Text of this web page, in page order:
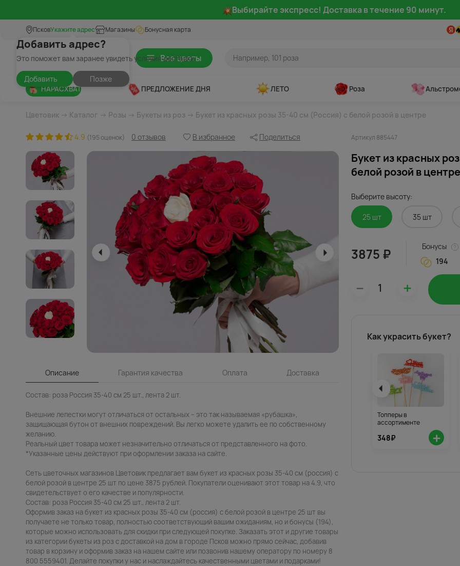
Выбирайте экспресс! Доставка в течение 90 минут.
ПсковУкажите адрес
Добавить адрес?
Это поможет вам заранее увидеть условия доставки
Добавить Позже
Магазины Бонусная карта
Все цветы
НАРАСХВАТ ПРЕДЛОЖЕНИЕ ДНЯ ЛЕТО Роза
Цветовик → Каталог → Розы → Букеты из роз → Букет из красных розы 35-40 см (Россия) с белой розой в центре
4.9 (195 оценок) 0 отзывов В избранное Поделиться Артикул 885447
Описание Гарантия качества Оплата Доставка
Состав: роза Россия 35-40 см 25 шт., лента 2 шт.
Внешние лепестки могут отличаться от остальных – это так называемая «рубашка»,
защищающая бутон от внешних повреждений. Вы легко можете удалить ее по собственному
желанию.
Реальный цвет товара может незначительно отличаться от представленного на фото.
*Указанные цены действуют при оформлении заказа на сайте.
Сеть цветочных магазинов Цветовик предлагает вам букет из красных розы 35-40 см (россия) с
белой розой в центре 25 шт по цене 3875 рублей. Покупатели оценивают этот товар на 4.9, что
свидетельствует о его качестве и популярности.
Состав: роза Россия 35-40 см 25 шт., лента 2 шт.
Оформив заказ на букет из красных розы 35-40 см (россия) с белой розой в центре 25 шт вы
получаете не только товар, полностью соответствующий вашим ожиданиям, но и бонусы (194),
которые можно использовать для скидки при следующей покупке. Заказать этот и другие товары
из категории букеты из роз с доставкой на дом в городе Псков можно прямо сейчас, добавив
товар в корзину и оформив заказ на нашем сайте или позвонив нашему оператору по номеру 8
800 5559401. Делайте покупки у нас и наслаждайтесь качественными цветами и подарками!
Букет из красных
белой розой в
Выберите высоту:
25 шт 35 шт
3875 ₽
Бонусы
194
– +
Как украсить букет?
Топперы в
ассортименте
348₽ +